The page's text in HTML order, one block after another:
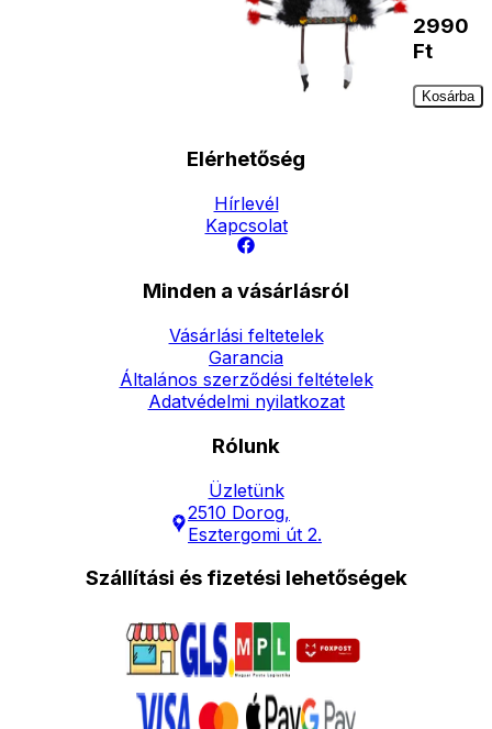
2990
Ft
Kosárba
Elérhetőség
Hírlevél
Kapcsolat
Minden a vásárlásról
Vásárlási feltetelek
Garancia
Általános szerződési feltételek
Adatvédelmi nyilatkozat
Rólunk
Üzletünk
2510 Dorog,
Esztergomi út 2.
Szállítási és fizetési lehetőségek